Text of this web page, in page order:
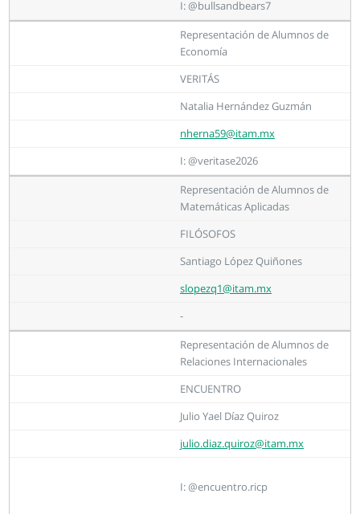
I: @bullsandbears7
Representación de Alumnos de
Economía
VERITÁS
Natalia Hernández Guzmán
nherna59@itam.mx
I: @veritase2026
Representación de Alumnos de
Matemáticas Aplicadas
FILÓSOFOS
Santiago López Quiñones
slopezq1@itam.mx
-
Representación de Alumnos de
Relaciones Internacionales
ENCUENTRO
Julio Yael Díaz Quiroz
julio.diaz.quiroz@itam.mx
I: @encuentro.ricp